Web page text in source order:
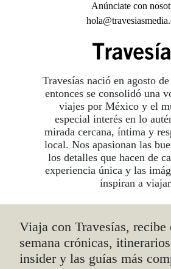
Viaja con Travesías, recibe
semana crónicas,
insider y las guías más
Travesías nació en agosto
entonces se consolidó una
viajes por México y el
especial interés en lo
mirada cercana, íntima y
local. Nos apasionan las
los detalles que hacen de
experiencia única y las
inspiran a
Anúnciate con
©2026 DERECHOS
TRAVESÍAS ES UNA MARCA
AVISO DE PRIVACIDAD